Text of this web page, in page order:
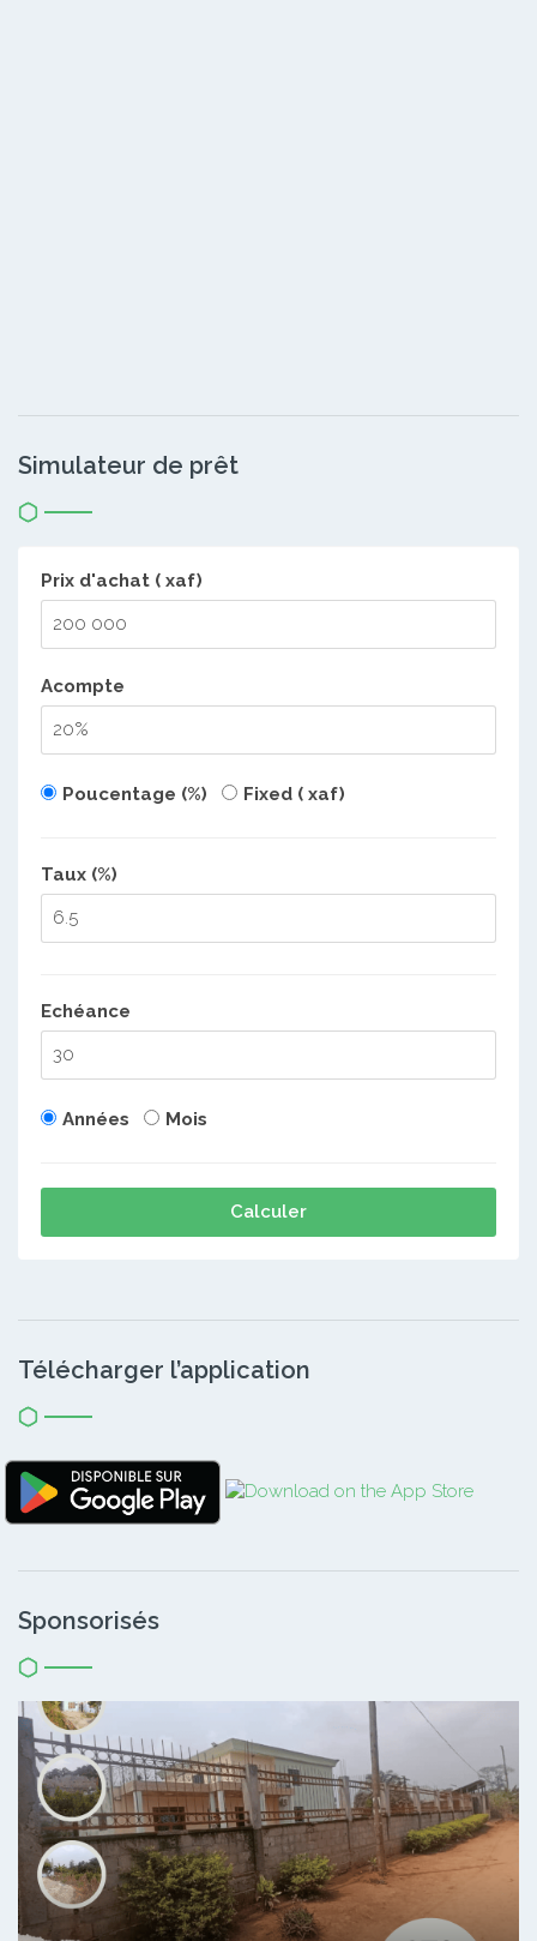
Simulateur de prêt
Prix d'achat ( xaf)
Acompte
Poucentage (%) Fixed ( xaf)
Taux (%)
Echéance
Années Mois
Calculer
Télécharger l’application
Sponsorisés